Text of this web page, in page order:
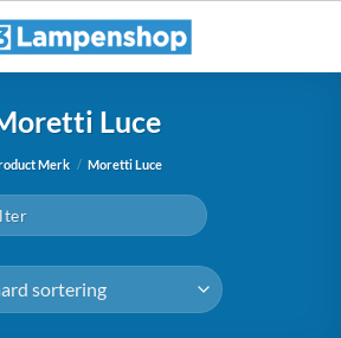
Luce
Merk / Moretti Luce